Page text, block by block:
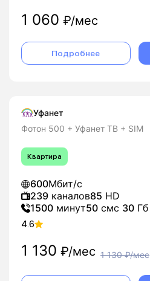
1 060 ₽/мес
Подробнее
Уфанет
Фотон 500 + Уфанет ТВ + SIM
Квартира
600Мбит/с
239 каналов85 HD
1500 минут50 смс 30 Гб
4.6
1 130 ₽/мес 1 130₽/мес